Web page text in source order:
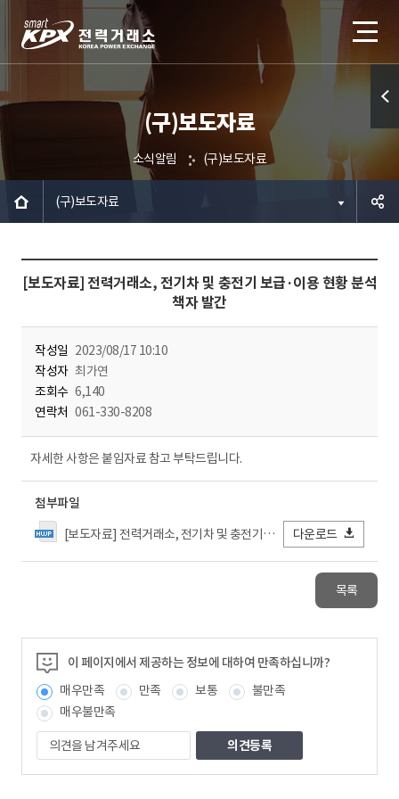
(구)보도자료
소식알림 (구)보도자료
(구)보도자료
기
[보도자료] 전력거래소, 전기차 및 충전기 보급·이용 현황 분석
책자 발간
작성일 2023/08/17 10:10
작성자 최가연
조회수 6,140
연락처 061-330-8208
자세한 사항은 붙임자료 참고 부탁드립니다.
첨부파일
[보도자료] 전력거래소, 전기차 및 충전기 보급·이용 현황 분석 책자 발간.hwp
다운로드
목록
이 페이지에서 제공하는 정보에 대하여 만족하십니까?
매우만족
만족 보통
불만족
매우불만족
의
견
을